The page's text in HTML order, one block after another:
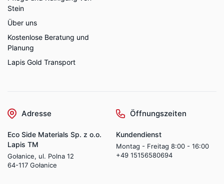
Stein
Über uns
Kostenlose Beratung und
Planung
Lapis Gold Transport
Adresse
Eco Side Materials Sp. z o.o.
Lapis TM
Gołanice, ul. Polna 12
64-117 Gołanice
Öffnungszeiten
Kundendienst
Montag - Freitag 8:00 - 16:00
+49 15156580694